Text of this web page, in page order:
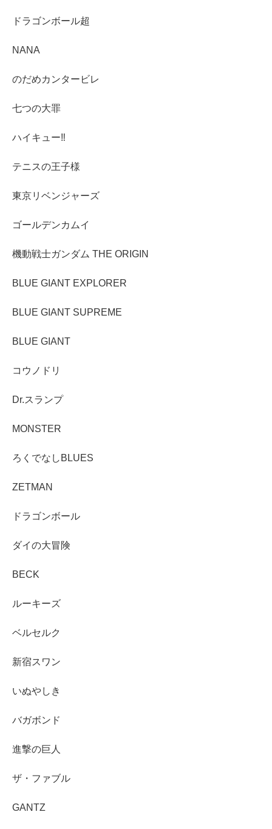
ドラゴンボール超
NANA
のだめカンタービレ
七つの大罪
ハイキュー‼︎
テニスの王子様
東京リベンジャーズ
ゴールデンカムイ
機動戦士ガンダム THE ORIGIN
BLUE GIANT EXPLORER
BLUE GIANT SUPREME
BLUE GIANT
コウノドリ
Dr.スランプ
MONSTER
ろくでなしBLUES
ZETMAN
ドラゴンボール
ダイの大冒険
BECK
ルーキーズ
ベルセルク
新宿スワン
いぬやしき
バガボンド
進撃の巨人
ザ・ファブル
GANTZ